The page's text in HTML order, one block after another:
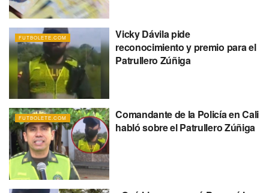
FUTBOLETE.COM
Vicky Dávila pide
reconocimiento y premio para el
Patrullero Zúñiga
FUTBOLETE.COM
Comandante de la Policía en Cali
habló sobre el Patrullero Zúñiga